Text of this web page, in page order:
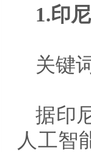
1.印
关键
据印
人工智